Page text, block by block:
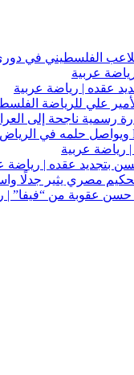
الفلسطيني في
عقده | رياضة عربية
علي للرياضة
رسمية ناجحة إلى
| رياضة عربية
بتجديد عقده | رياضة
مصري يثير جدلًا
عقوبة من “فيفا” |